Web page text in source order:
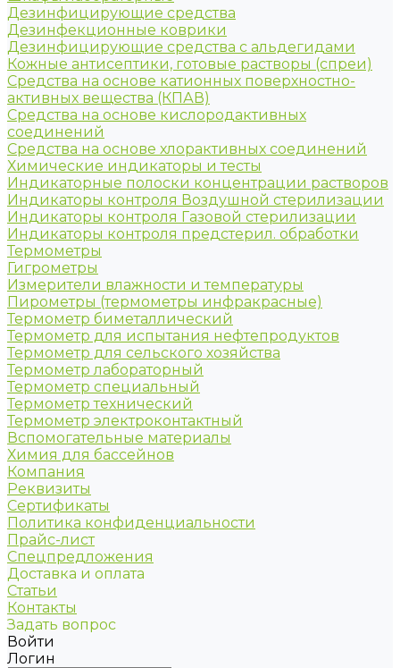
Дезинфицирующие средства
Дезинфекционные коврики
Дезинфицирующие средства с альдегидами
Кожные антисептики, готовые растворы (спреи)
Средства на основе катионных поверхностно-
активных вещества (КПАВ)
Средства на основе кислородактивных
соединений
Средства на основе хлорактивных соединений
Химические индикаторы и тесты
Индикаторные полоски концентрации растворов
Индикаторы контроля Воздушной стерилизации
Индикаторы контроля Газовой стерилизации
Индикаторы контроля предстерил. обработки
Термометры
Гигрометры
Измерители влажности и температуры
Пирометры (термометры инфракрасные)
Термометр биметаллический
Термометр для испытания нефтепродуктов
Термометр для сельского хозяйства
Термометр лабораторный
Термометр специальный
Термометр технический
Термометр электроконтактный
Вспомогательные материалы
Химия для бассейнов
Компания
Реквизиты
Сертификаты
Политика конфиденциальности
Прайс-лист
Спецпредложения
Доставка и оплата
Статьи
Контакты
Задать вопрос
Войти
Логин